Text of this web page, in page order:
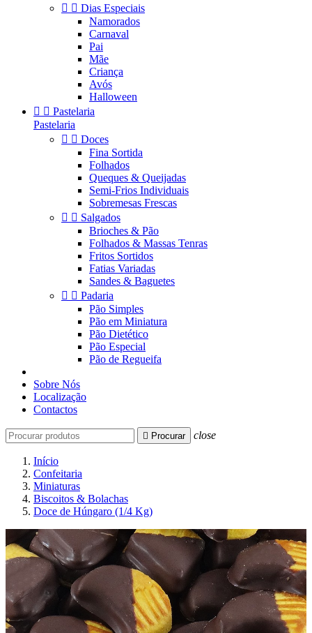
  Dias Especiais
Namorados
Carnaval
Pai
Mãe
Criança
Avós
Halloween
  Pastelaria
Pastelaria
  Doces
Fina Sortida
Folhados
Queques & Queijadas
Semi-Frios Individuais
Sobremesas Frescas
  Salgados
Brioches & Pão
Folhados & Massas Tenras
Fritos Sortidos
Fatias Variadas
Sandes & Baguetes
  Padaria
Pão Simples
Pão em Miniatura
Pão Dietético
Pão Especial
Pão de Regueifa
Sobre Nós
Localização
Contactos
 Procurar close
Início
Confeitaria
Miniaturas
Biscoitos & Bolachas
Doce de Húngaro (1/4 Kg)